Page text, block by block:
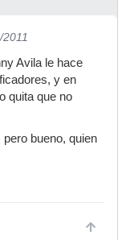
Avila le hace
y en
quita que no
bueno, quien